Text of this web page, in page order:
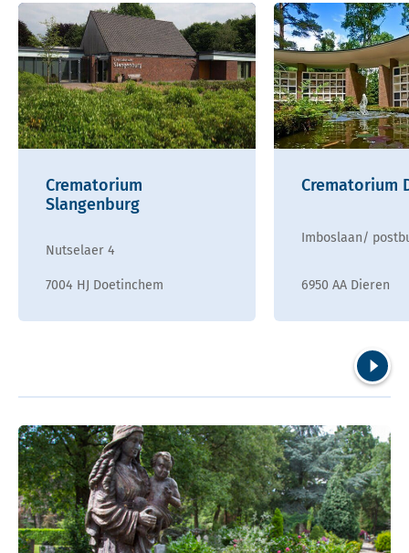
Crematorium
Slangenburg
Nutselaer 4
7004 HJ Doetinchem
Crematorium
Imboslaan/
6950 AA Dieren